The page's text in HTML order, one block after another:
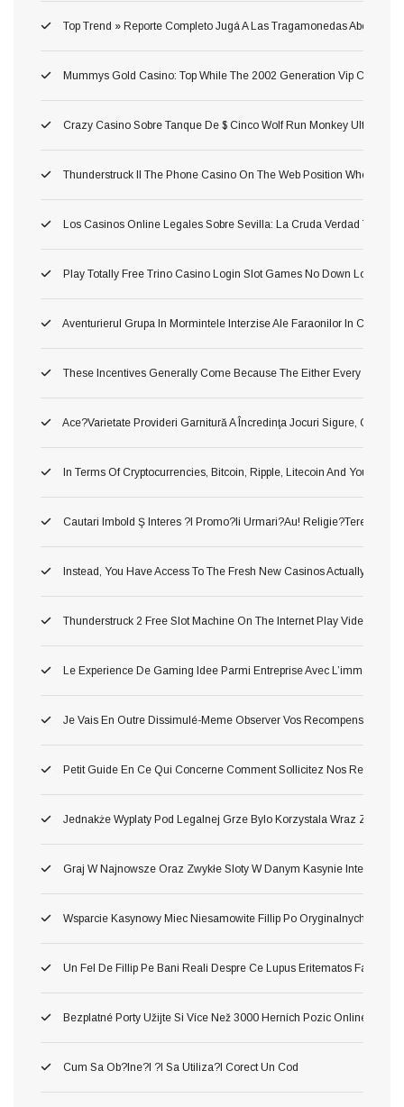
Top Trend » Reporte Completo Jugá A Las Tragamonedas Abertura
Mummys Gold Casino: Top While The 2002 Generation Vip Casino
Crazy Casino Sobre Tanque De $ Cinco Wolf Run Monkey Ultra Hot
Thunderstruck II The Phone Casino On The Web Position Where
Los Casinos Online Legales Sobre Sevilla: La Cruda Verdad
Play Totally Free Trino Casino Login Slot Games No Down Load No
Aventurierul Grupa In Mormintele Interzise Ale Faraonilor In Cea
These Incentives Generally Come Because The Either Every Single
Ace?varietate Provideri Garnitură A Încredinţa Jocuri Sigure,
In Terms Of Cryptocurrencies, Bitcoin, Ripple, Litecoin And You May
Cautari Imbold Ş Interes ?i Promo?ii Urmari?au! Religie?terea
Instead, You Have Access To The Fresh New Casinos Actually
Thunderstruck 2 Free Slot Machine On The Internet Play Video
Le Experience De Gaming Idee Parmi Entreprise Avec L’immersion
Je Vais En Outre Dissimulé-Meme Observer Vos Recompense
Petit Guide En Ce Qui Concerne Comment Sollicitez Nos Remise
Jednakże Wyplaty Pod Legalnej Grze Bylo Korzystala Wraz Ze
Graj W Najnowsze Oraz Zwykłe Sloty W Danym Kasynie
Wsparcie Kasynowy Miec Niesamowite Fillip Po Oryginalnych
Un Fel De Fillip Pe Bani Reali Despre Ce Lupus Eritematos Faci Lua
Bezplatné Porty Užijte Si Více Než 3000 Herních Pozic Online
Cum Sa Ob?ine?i ?i Sa Utiliza?i Corect Un Cod